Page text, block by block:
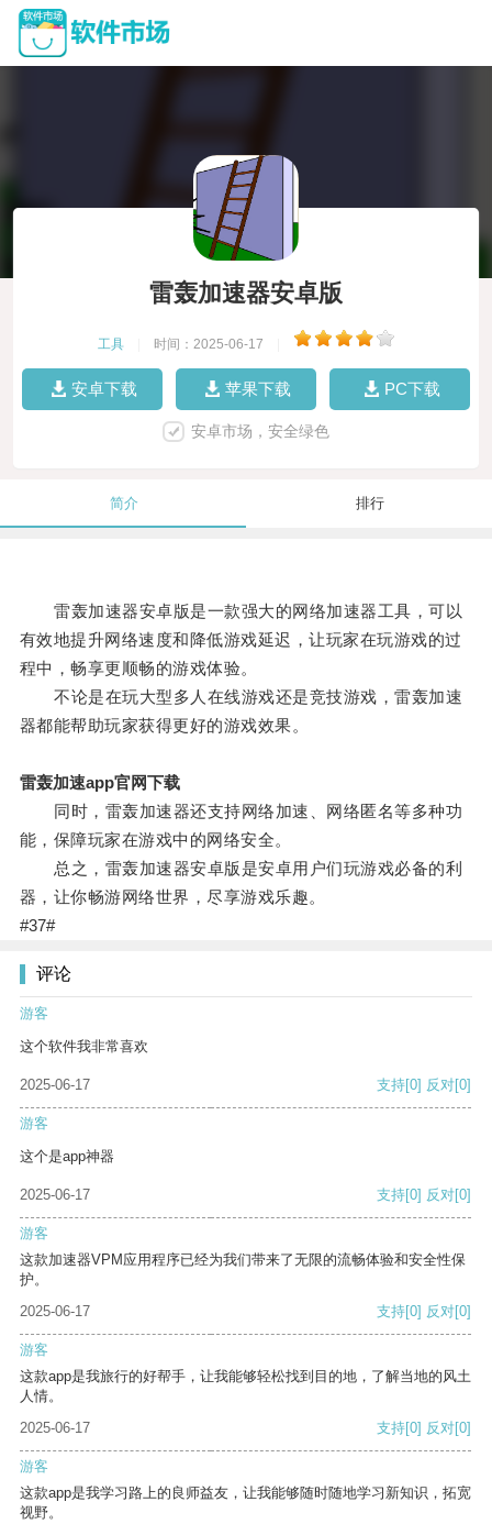
雷轰加速器安卓版
工具 时间：2025-06-17
安卓下载 苹果下载 PC下载
安卓市场，安全绿色
简介 排行
雷轰加速器安卓版是一款强大的网络加速器工具，可以
有效地提升网络速度和降低游戏延迟，让玩家在玩游戏的过
程中，畅享更顺畅的游戏体验。
不论是在玩大型多人在线游戏还是竞技游戏，雷轰加速
器都能帮助玩家获得更好的游戏效果。
雷轰加速app官网下载
同时，雷轰加速器还支持网络加速、网络匿名等多种功
能，保障玩家在游戏中的网络安全。
总之，雷轰加速器安卓版是安卓用户们玩游戏必备的利
器，让你畅游网络世界，尽享游戏乐趣。
#37#
评论
游客
这个软件我非常喜欢
2025-06-17 支持[0] 反对[0]
游客
这个是app神器
2025-06-17 支持[0] 反对[0]
游客
这款加速器VPM应用程序已经为我们带来了无限的流畅体验和安全性保
护。
2025-06-17
支持[0] 反对[0]
游客
这款app是我旅行的好帮手，让我能够轻松找到目的地，了解当地的风土
人情。
2025-06-17
支持[0] 反对[0]
游客
这款app是我学习路上的良师益友，让我能够随时随地学习新知识，拓宽
视野。